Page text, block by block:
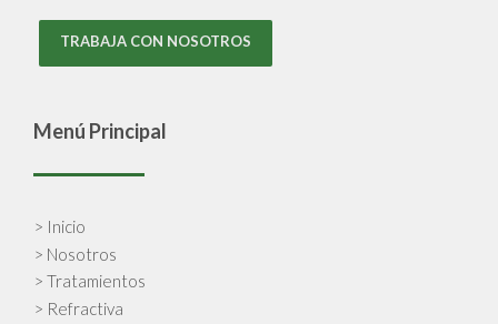
TRABAJA CON NOSOTROS
Menú Principal
> Inicio
> Nosotros
> Tratamientos
> Refractiva